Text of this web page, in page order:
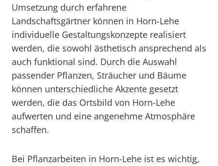
Umsetzung durch erfahrene
Landschaftsgärtner können in Horn-Lehe
individuelle Gestaltungskonzepte realisiert
werden, die sowohl ästhetisch ansprechend als
auch funktional sind. Durch die Auswahl
passender Pflanzen, Sträucher und Bäume
können unterschiedliche Akzente gesetzt
werden, die das Ortsbild von Horn-Lehe
aufwerten und eine angenehme Atmosphäre
schaffen.
Bei Pflanzarbeiten in Horn-Lehe ist es wichtig,